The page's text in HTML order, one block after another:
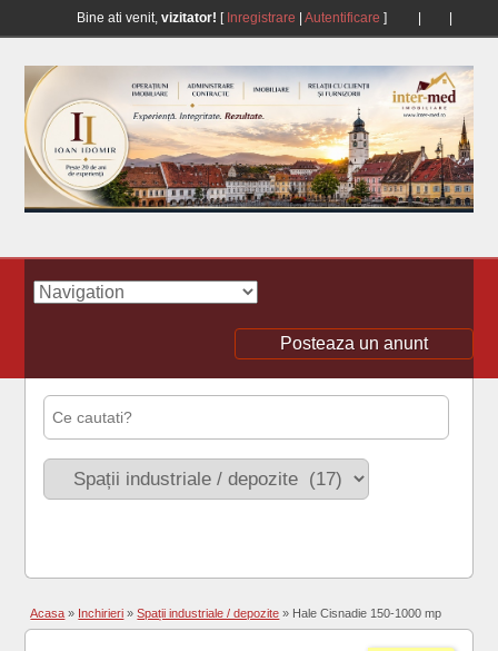
Bine ati venit, vizitator! [ Inregistrare Autentificare ]
Posteaza un anunt
Acasa » Inchirieri » Spații industriale / depozite » Hale Cisnadie 150-1000 mp